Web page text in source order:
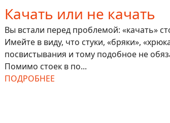
Качать или не качать
Вы встали перед проблемой: «качать»
Имейте в виду, что стуки, «бряки»,
посвистывания и тому подобное не
Помимо стоек в по...
ПОДРОБНЕЕ